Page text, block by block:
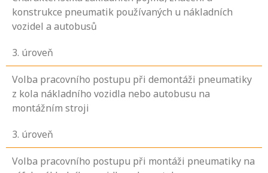
konstrukce pneumatik používaných u nákladních
vozidel a autobusů
3. úroveň
Volba pracovního postupu při demontáži pneumatiky
z kola nákladního vozidla nebo autobusu na
montážním stroji
3. úroveň
Volba pracovního postupu při montáži pneumatiky na